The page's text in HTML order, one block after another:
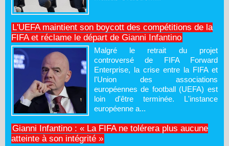
L'UEFA maintient son boycott des compétitions de la
FIFA et réclame le départ de Gianni Infantino
Malgré le retrait du projet
controversé de FIFA Forward
Enterprise, la crise entre la FIFA et
l'Union des associations
européennes de football (UEFA) est
loin d'être terminée. L'instance
européenne a...
Gianni Infantino : « La FIFA ne tolérera plus aucune
atteinte à son intégrité »